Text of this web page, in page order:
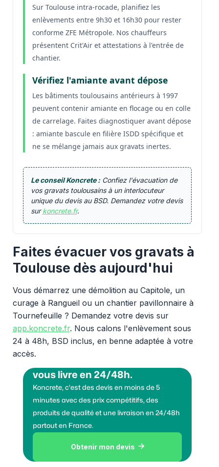
Sur Toulouse intra-rocade, planifiez les
enlèvements entre 9h30 et 16h30 pour rester
conforme ZFE Métropole. Nos chauffeurs
présentent Crit'Air et attestations à l'entrée de
chantier.
Vérifiez l'amiante avant dépose
Les bâtiments toulousains antérieurs à 1997
peuvent contenir amiante en flocage ou en colle
de carrelage. Faites diagnostiquer avant dépose
: amiante bascule en filière ISDD spécifique et
ne se mélange jamais aux gravats inertes.
Le conseil Koncrete :Confiez l'évacuation de
vos gravats toulousains à un interlocuteur
unique du devis au BSD. Demandez votre devis
surkoncrete.fr.
Faites évacuer vos gravats à
Toulouse dès aujourd'hui
Vous démarrez une démolition au Capitole, un
curage à Rangueil ou un chantier pavillonnaire à
Tournefeuille ? Demandez votre devis sur
app.koncrete.fr. Nous calons l'enlèvement sous
24 à 48h, BSD inclus, en benne adaptée à votre
accès.
vous livre en 24/48h.
Koncrete, c'est des devis en moins de 5
minutes avec des prix compétitifs, des
produits de qualité et une livraison en 24/48h
partout en France.
Obtenir mon devis 